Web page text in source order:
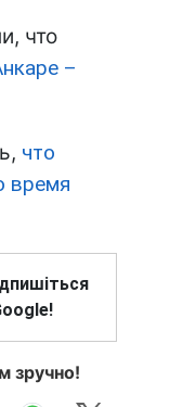
что
–
что
время
зручно!